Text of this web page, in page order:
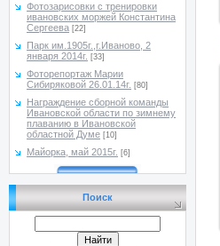
Фотозарисовки с тренировки
ивановских моржей Константина
Сергеева [22]
Парк им.1905г.,г.Иваново, 2
января 2014г. [33]
Фоторепортаж Марии
Сибиряковой 26.01.14г. [80]
Награждение сборной команды
Ивановской области по зимнему
плаванию в Ивановской
областной Думе [10]
Майорка, май 2015г. [6]
Поиск